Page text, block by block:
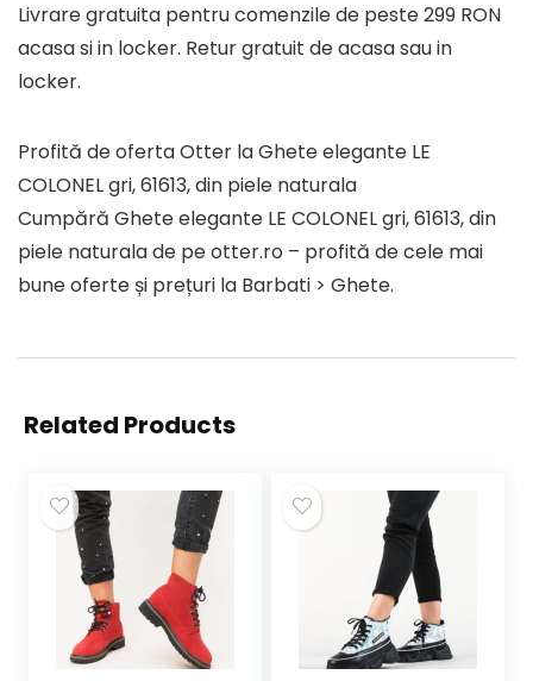
Livrare gratuita pentru comenzile de peste 299 RON
acasa si in locker. Retur gratuit de acasa sau in
locker.
Profită de oferta Otter la Ghete elegante LE
COLONEL gri, 61613, din piele naturala
Cumpără Ghete elegante LE COLONEL gri, 61613, din
piele naturala de pe otter.ro – profită de cele mai
bune oferte și prețuri la Barbati > Ghete.
Related Products